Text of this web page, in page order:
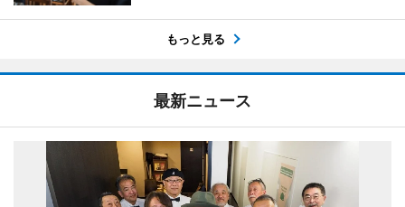
もっと見る
最新ニュース